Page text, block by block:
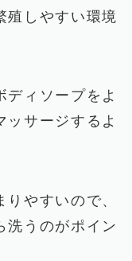
殖しやすい環境
ディソープをよ
ッサージするよ
やすいので、
洗うのがポイン